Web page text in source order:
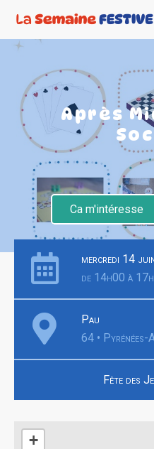
Après
Ca m'intéresse
mercredi 14
de 14h00 à
Pau
64 •
Fête des
+